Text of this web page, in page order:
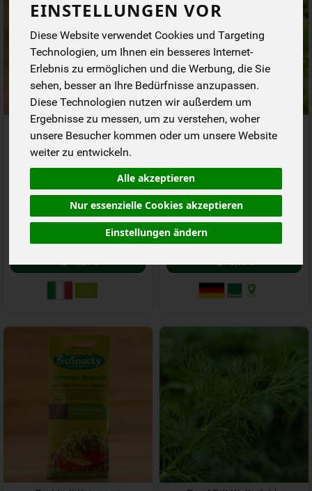
EINSTELLUNGEN VOR
Diese Website verwendet Cookies und Targeting
Technologien, um Ihnen ein besseres Internet-
Erlebnis zu ermöglichen und die Werbung, die Sie
sehen, besser an Ihre Bedürfnisse anzupassen.
Diese Technologien nutzen wir außerdem um
Ergebnisse zu messen, um zu verstehen, woher
unsere Besucher kommen oder um unsere Website
weiter zu entwickeln.
Alle akzeptieren
Nur essenzielle Cookies akzeptieren
Einstellungen ändern
Alfalfa Luzerne Keimsaat
bioSnacky
1,29 €*
40 g
1,29€
Basilikum im Topf regional
3,99 €*
Stk
Anzahl
3,99€